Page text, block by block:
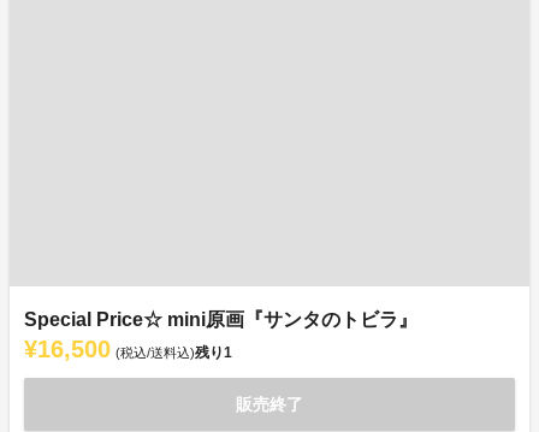
Special Price☆ mini原画『サンタのトビラ』
¥16,500 (税込/送料込)残り1
販売終了